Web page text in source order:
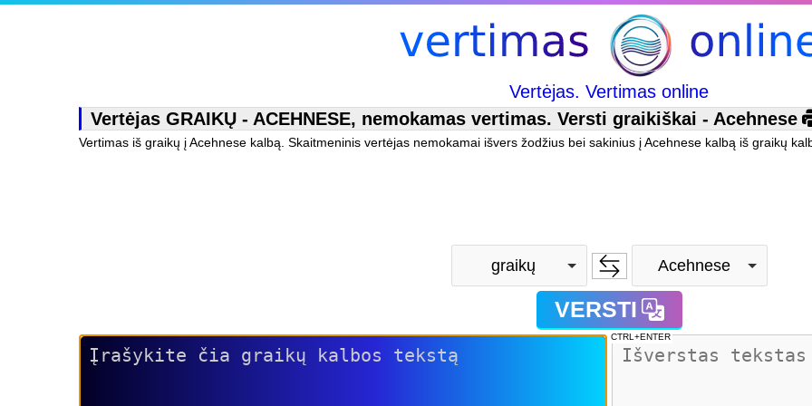
Vertėjas. Vertimas online
Vertėjas GRAIKŲ - ACEHNESE, nemokamas vertimas. Versti graikiškai - Acehnese
Vertimas iš graikų į Acehnese kalbą. Skaitmeninis vertėjas nemokamai išvers žodžius bei sakinius į Acehnese kalbą iš graikų
graikų Acehnese
VERSTI
CTRL+ENTER